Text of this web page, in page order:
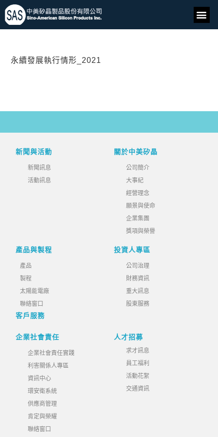
永續發展執行情形_2021
新聞與活動
新聞訊息
活動訊息
關於中美矽晶
公司簡介
大事紀
經營理念
願景與使命
企業集團
獎項與榮譽
產品與製程
產品
製程
太陽能電廠
聯絡窗口
客戶服務
投資人專區
公司治理
財務資訊
重大訊息
股東服務
企業社會責任
企業社會責任實踐
利害關係人專區
資訊中心
環安衛系統
供應商管理
肯定與榮耀
聯絡窗口
人才招募
求才訊息
員工福利
活動花絮
交通資訊